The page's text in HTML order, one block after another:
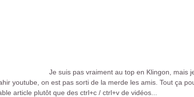
Je suis pas vraiment au top en Klingon, mais
youtube, on est pas sorti de la merde les amis. Tout ça
article plutôt que des ctrl+c / ctrl+v de vidéos...